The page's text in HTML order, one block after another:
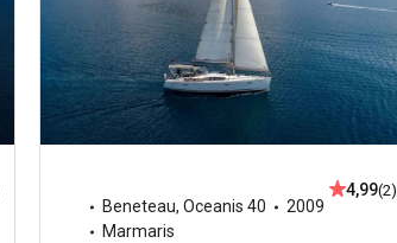
Beneteau, Oceanis 40
2009
Marmaris
4,99(2)